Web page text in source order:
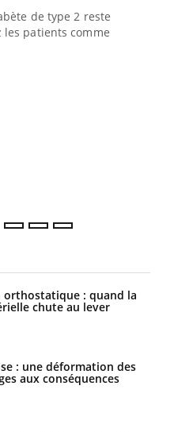
de type 2 reste
patients comme
orthostatique : quand la
chute au lever
: une déformation des
aux conséquences